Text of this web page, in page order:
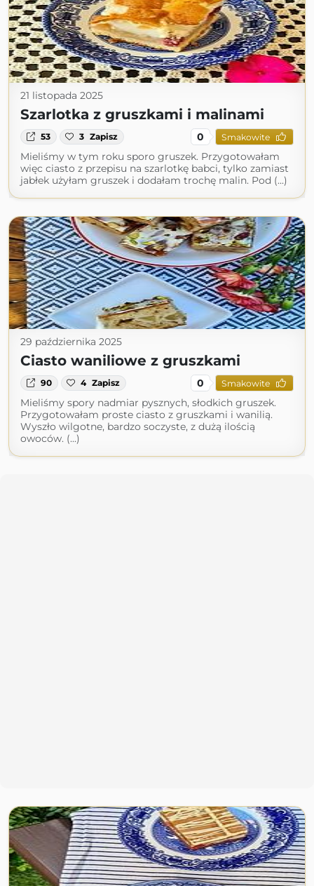
21 listopada 2025
Szarlotka z gruszkami i malinami
53 3 Zapisz 0 Smakowite
Mieliśmy w tym roku sporo gruszek. Przygotowałam
więc ciasto z przepisu na szarlotkę babci, tylko zamiast
jabłek użyłam gruszek i dodałam trochę malin. Pod (...)
29 października 2025
Ciasto waniliowe z gruszkami
90 4 Zapisz 0 Smakowite
Mieliśmy spory nadmiar pysznych, słodkich gruszek.
Przygotowałam proste ciasto z gruszkami i wanilią.
Wyszło wilgotne, bardzo soczyste, z dużą ilością
owoców. (...)